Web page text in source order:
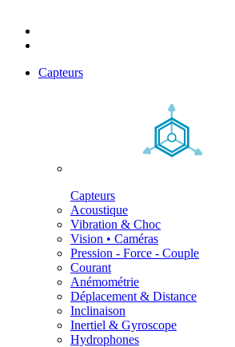
Capteurs
Capteurs
Acoustique
Vibration & Choc
Vision • Caméras
Pression - Force - Couple
Courant
Anémométrie
Déplacement & Distance
Inclinaison
Inertiel & Gyroscope
Hydrophones